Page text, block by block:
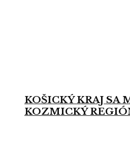
KOŠICKÝ KRAJ SA
KOZMICKÝ